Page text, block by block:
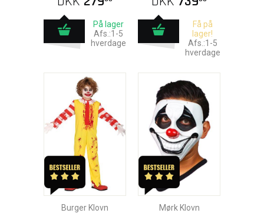
På lager
Afs.:1-5
hverdage
Få på
lager!
Afs.:1-5
hverdage
Burger Klovn Mørk Klovn